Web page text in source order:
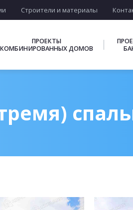
Строители и материалы
ПРОЕКТЫ
КОМБИНИРОВАННЫХ ДОМОВ